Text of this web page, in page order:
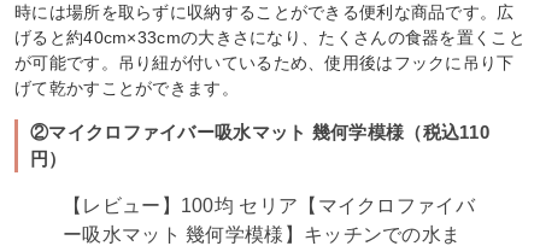
時には場所を取らずに収納することができる便利な商品です。広
げると約40cm×33cmの大きさになり、たくさんの食器を置くこと
が可能です。吊り紐が付いているため、使用後はフックに吊り下
げて乾かすことができます。
②マイクロファイバー吸水マット 幾何学模様（税込110
円）
【レビュー】100均 セリア【マイクロファイバ
ー吸水マット 幾何学模様】キッチンでの水ま